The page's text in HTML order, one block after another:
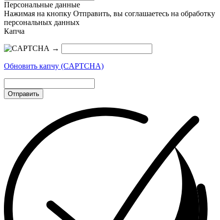
Персональные данные
Нажимая на кнопку Отправить, вы соглашаетесь на обработку
персональных данных
Капча
→
Обновить капчу (CAPTCHA)
Отправить